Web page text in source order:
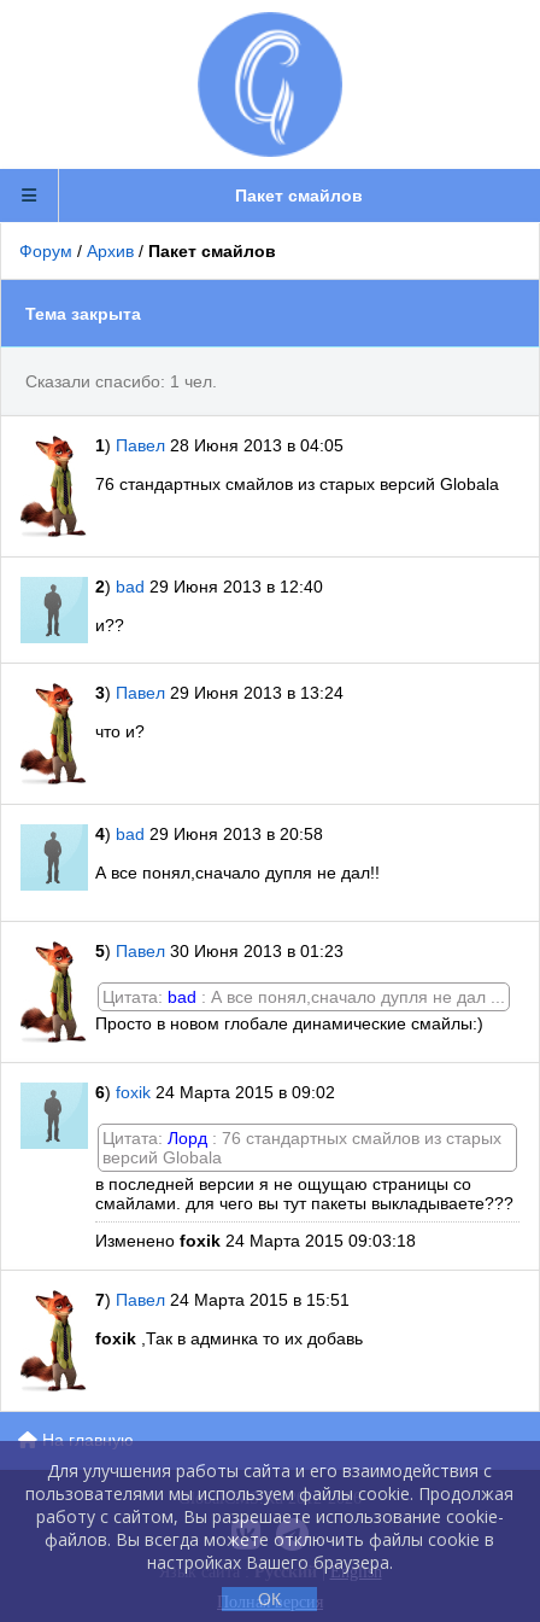
Пакет смайлов
Форум / Архив / Пакет смайлов
Тема закрыта
Сказали спасибо: 1 чел.
1) Павел 28 Июня 2013 в 04:05
76 стандартных смайлов из старых версий Globala
2) bad 29 Июня 2013 в 12:40
и??
3) Павел 29 Июня 2013 в 13:24
что и?
4) bad 29 Июня 2013 в 20:58
А все понял,сначало дупля не дал!!
5) Павел 30 Июня 2013 в 01:23
Цитата: bad : А все понял,сначало дупля не дал ...
Просто в новом глобале динамические смайлы:)
6) foxik 24 Марта 2015 в 09:02
Цитата: Лорд : 76 стандартных смайлов из старых
версий Globala
в последней версии я не ощущаю страницы со
смайлами. для чего вы тут пакеты выкладываете???
Изменено foxik 24 Марта 2015 09:03:18
7) Павел 24 Марта 2015 в 15:51
foxik ,Так в админка то их добавь
На главную
GlobalCMS.Ru 2012-2026
Язык сайта :Русский|English
Полная версия
Для улучшения работы сайта и его взаимодействия с
пользователями мы используем файлы cookie. Продолжая
работу с сайтом, Вы разрешаете использование cookie-
файлов. Вы всегда можете отключить файлы cookie в
настройках Вашего браузера.
ОК